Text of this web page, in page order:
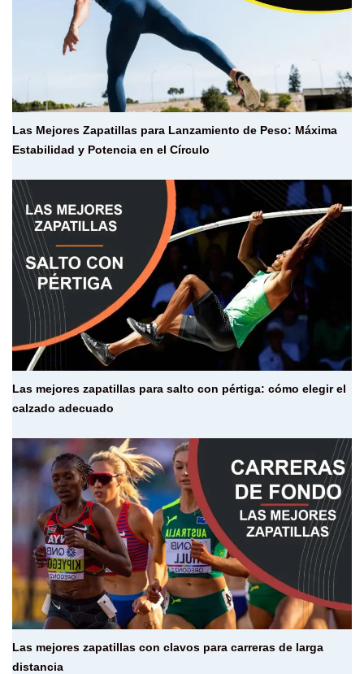
Las Mejores Zapatillas para Lanzamiento de Peso: Máxima
Estabilidad y Potencia en el Círculo
Las mejores zapatillas para salto con pértiga: cómo elegir el
calzado adecuado
Las mejores zapatillas con clavos para carreras de larga
distancia